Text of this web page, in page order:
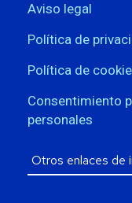
Aviso legal
Política de
Política de
Consentimiento
personales